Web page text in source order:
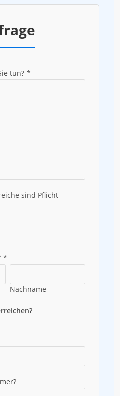
tun? *
sind Pflicht
*
Nachname